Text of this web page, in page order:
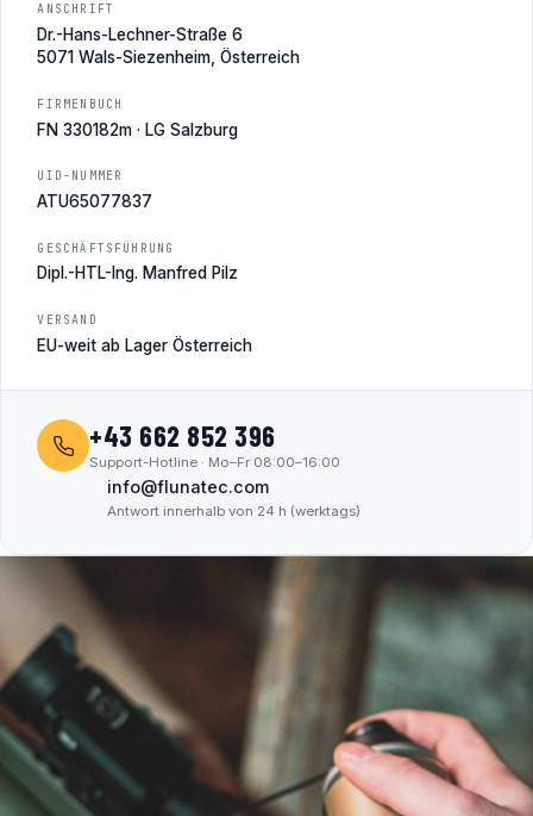
ANSCHRIFT
Dr.-Hans-Lechner-Straße 6
5071 Wals-Siezenheim, Österreich
FIRMENBUCH
FN 330182m · LG Salzburg
UID-NUMMER
ATU65077837
GESCHÄFTSFÜHRUNG
Dipl.-HTL-Ing. Manfred Pilz
VERSAND
EU-weit ab Lager Österreich
+43 662 852 396
Support-Hotline · Mo–Fr 08:00–16:00
info@flunatec.com
Antwort innerhalb von 24 h (werktags)